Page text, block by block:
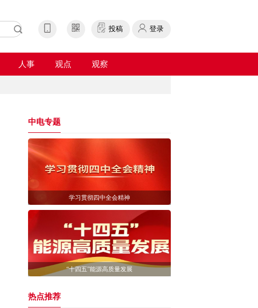
投稿 登录
人事 观点 观察
中电专题
学习贯彻四中全会精神
“十四五”能源高质量发展
热点推荐